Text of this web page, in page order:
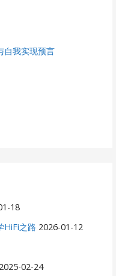
自我实现预言
18
HiFi之路 2026-01-12
2025-02-24